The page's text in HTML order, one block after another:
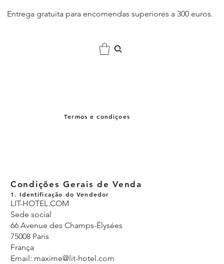
Entrega gratuita para encomendas superiores a 300 euros.
Termos e condiçoes
Condições Gerais de Venda
1. Identificação do Vendedor
LIT-HOTEL.COM
Sede social
66 Avenue des Champs-Élysées
75008 Paris
França
Email: maxime@lit-hotel.com